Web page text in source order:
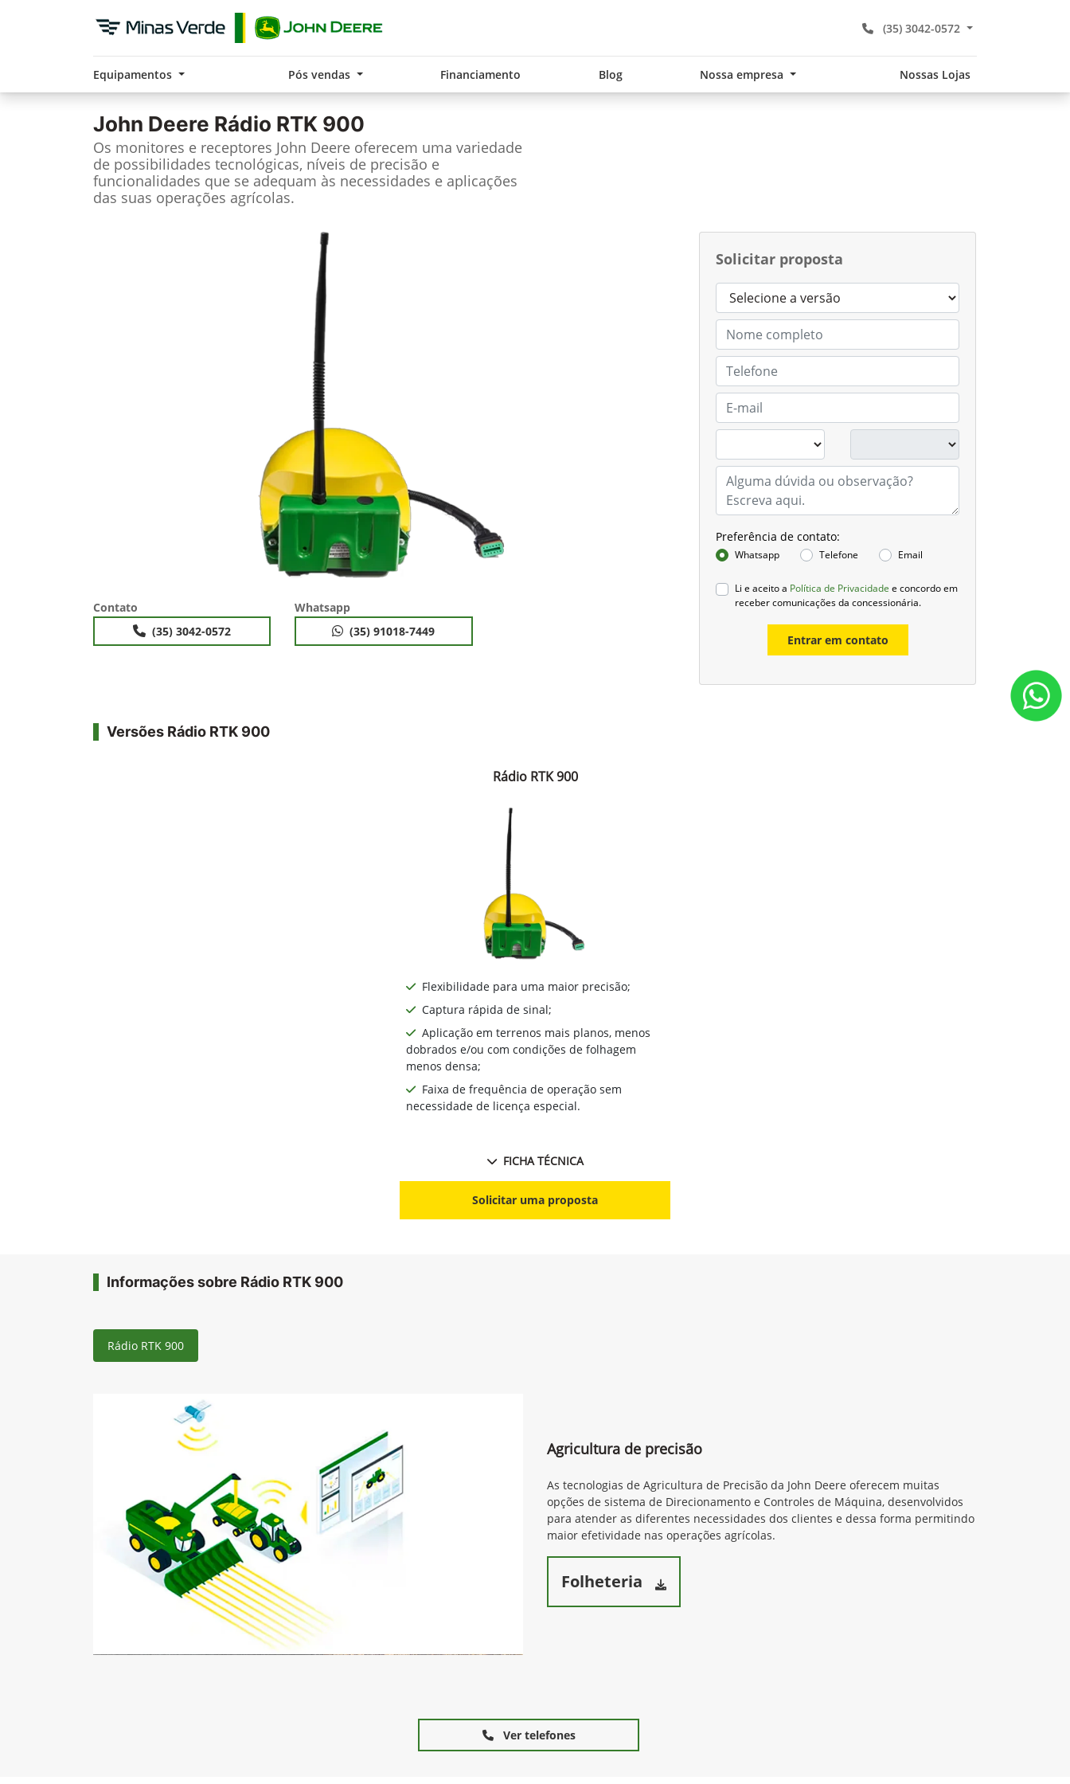
(35) 3042-0572
Equipamentos Pós vendas Financiamento Blog Nossa empresa Nossas Lojas
John Deere Rádio RTK 900
Os monitores e receptores John Deere oferecem uma variedade
de possibilidades tecnológicas, níveis de precisão e
funcionalidades que se adequam às necessidades e aplicações
das suas operações agrícolas.
Solicitar proposta
Preferência de contato:
Whatsapp Telefone Email
Li e aceito a Política de Privacidade e concordo em
receber comunicações da concessionária.
Entrar em contato
Contato
(35) 3042-0572
Whatsapp
(35) 91018-7449
Versões Rádio RTK 900
Rádio RTK 900
Flexibilidade para uma maior precisão;
Captura rápida de sinal;
Aplicação em terrenos mais planos, menos
dobrados e/ou com condições de folhagem
menos densa;
Faixa de frequência de operação sem
necessidade de licença especial.
FICHA TÉCNICA
Solicitar uma proposta
Informações sobre Rádio RTK 900
Rádio RTK 900
Agricultura de precisão
As tecnologias de Agricultura de Precisão da John Deere oferecem muitas
opções de sistema de Direcionamento e Controles de Máquina, desenvolvidos
para atender as diferentes necessidades dos clientes e dessa forma permitindo
maior efetividade nas operações agrícolas.
Folheteria
Ver telefones